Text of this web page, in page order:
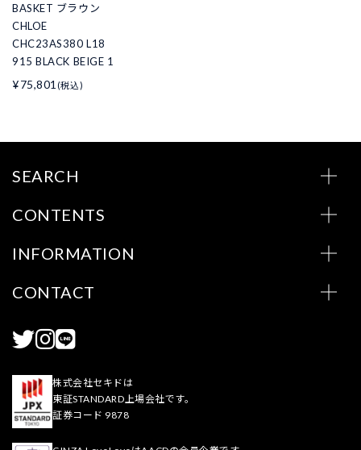
BASKET ブラウン
CHLOE
CHC23AS380 L18
915 BLACK BEIGE 1
¥75,801 (税込)
SEARCH
CONTENTS
INFORMATION
CONTACT
株式会社セキドは
東証STANDARD上場会社です。
証券コード 9878